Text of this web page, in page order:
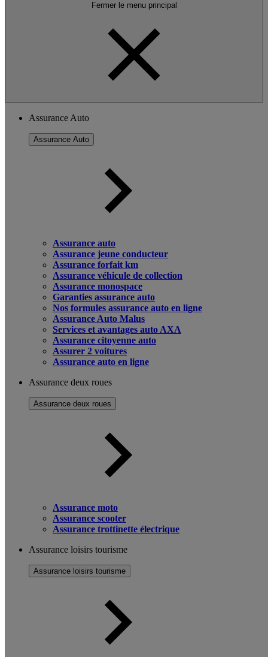
Fermer le menu principal
Assurance Auto
Assurance Auto
Assurance auto
Assurance jeune conducteur
Assurance forfait km
Assurance véhicule de collection
Assurance monospace
Garanties assurance auto
Nos formules assurance auto en ligne
Assurance Auto Malus
Services et avantages auto AXA
Assurance citoyenne auto
Assurer 2 voitures
Assurance auto en ligne
Assurance deux roues
Assurance deux roues
Assurance moto
Assurance scooter
Assurance trottinette électrique
Assurance loisirs tourisme
Assurance loisirs tourisme